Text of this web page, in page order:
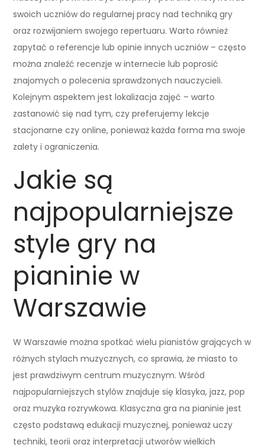
swoich uczniów do regularnej pracy nad techniką gry
oraz rozwijaniem swojego repertuaru. Warto również
zapytać o referencje lub opinie innych uczniów – często
można znaleźć recenzje w internecie lub poprosić
znajomych o polecenia sprawdzonych nauczycieli.
Kolejnym aspektem jest lokalizacja zajęć – warto
zastanowić się nad tym, czy preferujemy lekcje
stacjonarne czy online, ponieważ każda forma ma swoje
zalety i ograniczenia.
Jakie są
najpopularniejsze
style gry na
pianinie w
Warszawie
W Warszawie można spotkać wielu pianistów grających w
różnych stylach muzycznych, co sprawia, że miasto to
jest prawdziwym centrum muzycznym. Wśród
najpopularniejszych stylów znajduje się klasyka, jazz, pop
oraz muzyka rozrywkowa. Klasyczna gra na pianinie jest
często podstawą edukacji muzycznej, ponieważ uczy
techniki, teorii oraz interpretacji utworów wielkich